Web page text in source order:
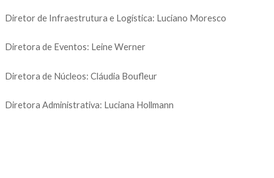
Diretor de Infraestrutura e Logística: Luciano Moresco
Diretora de Eventos: Leine Werner
Diretora de Núcleos: Cláudia Boufleur
Diretora Administrativa: Luciana Hollmann